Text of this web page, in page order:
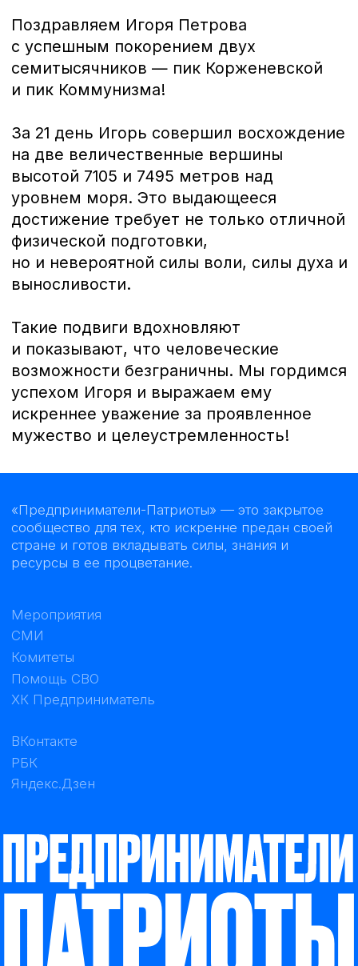
достижение требует не только отличной
но и невероятной силы воли, силы духа и
выносливости.
Такие подвиги вдохновляют
возможности безграничны. Мы гордимся
искреннее уважение за проявленное
мужество и целеустремленность!
«Предприниматели-Патриоты» — это закрытое
сообщество для тех, кто искренне предан своей
стране и готов вкладывать силы, знания и
ресурсы в ее процветание.
ВКонтакте
РБК
Яндекс.Дзен
Комитеты
Помощь СВО
ХК Предприниматель
СМИ